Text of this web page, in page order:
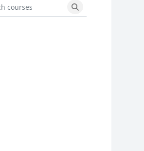
courses
Search courses